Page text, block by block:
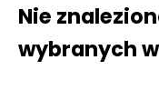
Nie
wybranych